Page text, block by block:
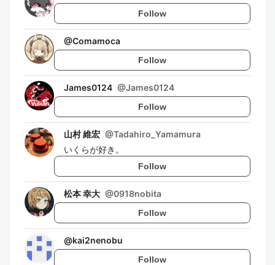
Follow
@Comamoca
Follow
James0124 @James0124
Follow
山村 維宏 @Tadahiro_Yamamura
いくらが好き。
Follow
松本 幸大 @0918nobita
Follow
@kai2nenobu
Follow